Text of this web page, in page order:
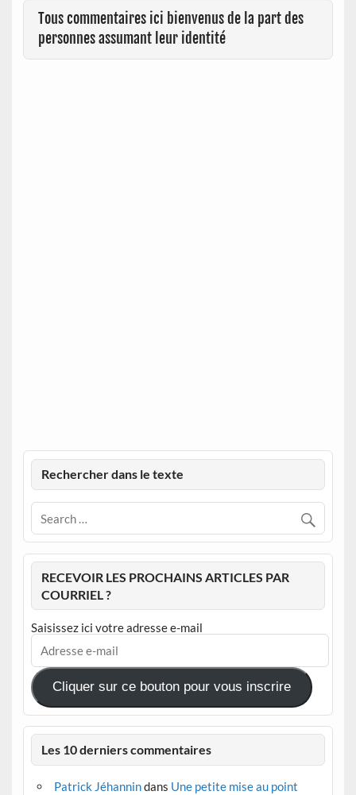
Tous commentaires ici bienvenus de la part des
personnes assumant leur identité
Rechercher dans le texte
RECEVOIR LES PROCHAINS ARTICLES PAR
COURRIEL ?
Saisissez ici votre adresse e-mail
Adresse
mail
Cliquer sur ce bouton pour vous inscrire
Les 10 derniers commentaires
Patrick Jéhannindans Une petite mise au point